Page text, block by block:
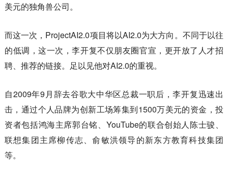
美元的独角兽公司。
而这一次，ProjectAI2.0项目将以AI2.0为大方向。不同于以往
的低调，这一次，李开复不仅朋友圈官宣，更开放了人才招
聘、推荐的链接。足以见他对AI2.0的重视。
自2009年9月辞去谷歌大中华区总裁一职后，李开复迅速出
击，通过个人品牌为创新工场筹集到1500万美元的资金，投
资者包括鸿海主席郭台铭、YouTube的联合创始人陈士骏、
联想集团主席柳传志、俞敏洪领导的新东方教育科技集团
等。